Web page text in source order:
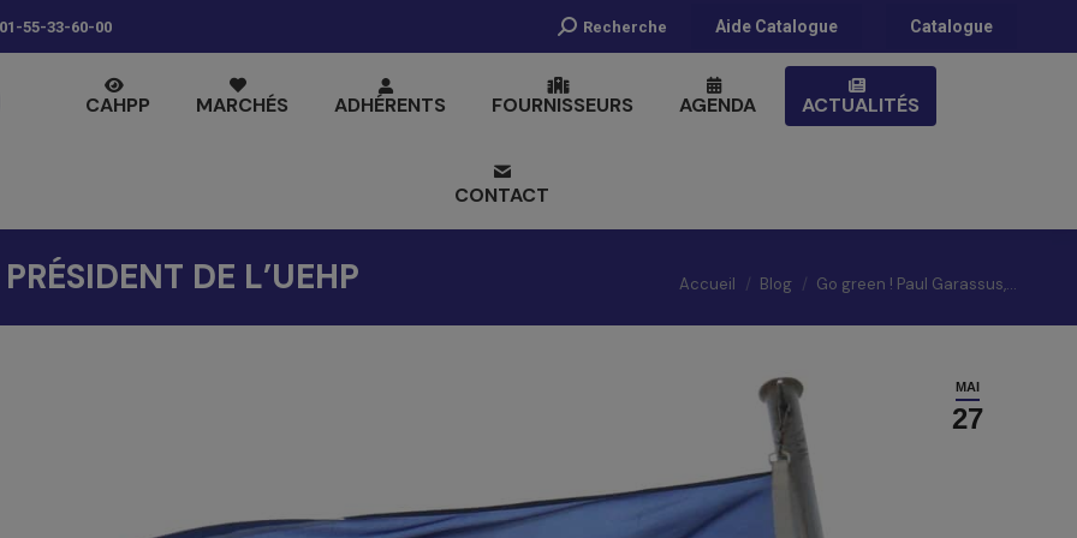
01-55-33-60-00
Recherche
Recherche Aide Catalogue Catalogue
CAHPP MARCHÉS ADHÉRENTS FOURNISSEURS AGENDA ACTUALITÉS
CONTACT
DE L’UEHP Vous êtes ici :
Accueil Blog Go green ! Paul Garassus,…
MAI
27